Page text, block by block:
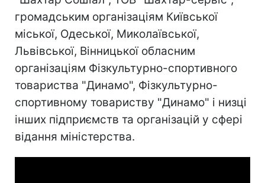
громадським організаціям Київської
міської, Одеської, Миколаївської,
Львівської, Вінницької обласним
організаціям Фізкультурно-спортивного
товариства "Динамо", Фізкультурно-
спортивному товариству "Динамо" і низці
інших підприємств та організацій у сфері
відання міністерства.